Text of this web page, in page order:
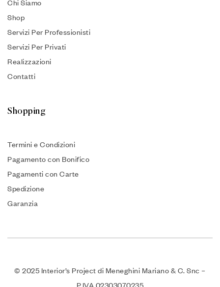
Chi Siamo
Shop
Servizi Per Professionisti
Servizi Per Privati
Realizzazioni
Contatti
Shopping
Termini e Condizioni
Pagamento con Bonifico
Pagamenti con Carte
Spedizione
Garanzia
© 2025 Interior’s Project di Meneghini Mariano & C. Snc –
P.IVA 02303070235